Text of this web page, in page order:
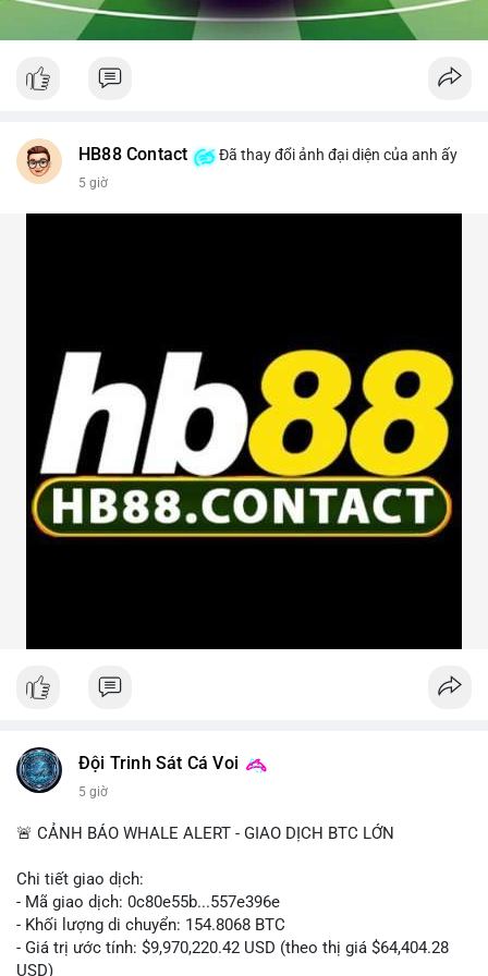
HB88 Contact Đã thay đổi ảnh đại diện của anh ấy
5 giờ
Đội Trinh Sát Cá Voi
5 giờ
🚨 CẢNH BÁO WHALE ALERT - GIAO DỊCH BTC LỚN
Chi tiết giao dịch:
- Mã giao dịch: 0c80e55b...557e396e
- Khối lượng di chuyển: 154.8068 BTC
- Giá trị ước tính: $9,970,220.42 USD (theo thị giá $64,404.28
USD)